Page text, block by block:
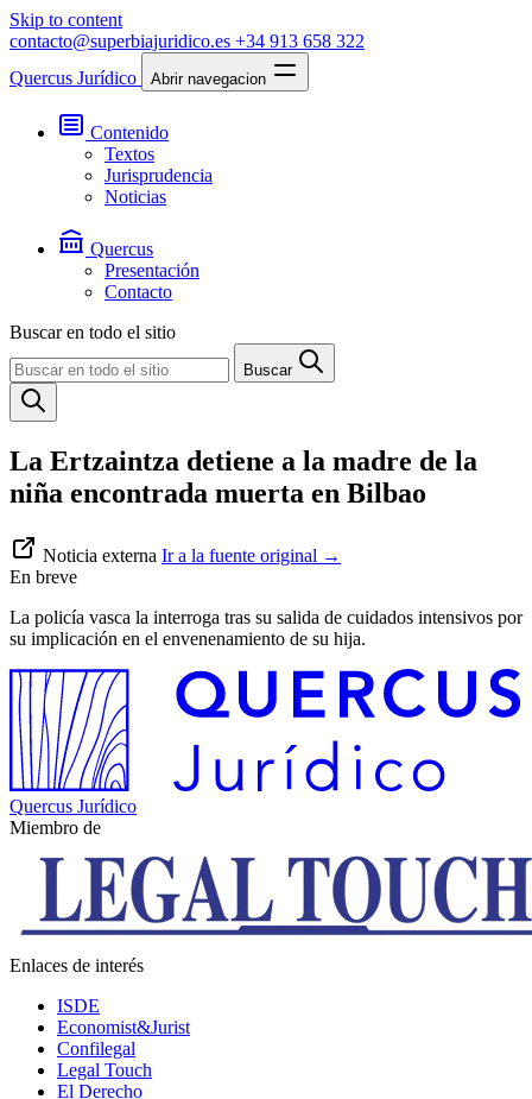
Skip to content
contacto@superbiajuridico.es +34 913 658 322
Quercus Jurídico
Abrir navegacion
Contenido
Textos
Jurisprudencia
Noticias
Quercus
Presentación
Contacto
Buscar en todo el sitio
Buscar
La Ertzaintza detiene a la madre de la
niña encontrada muerta en Bilbao
Noticia externa Ir a la fuente original →
En breve
La policía vasca la interroga tras su salida de cuidados intensivos por
su implicación en el envenenamiento de su hija.
Quercus Jurídico
Miembro de
Enlaces de interés
ISDE
Economist&Jurist
Confilegal
Legal Touch
El Derecho